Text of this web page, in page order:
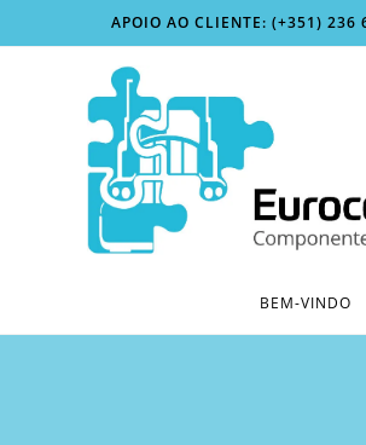
to
APOIO AO CLIENTE: (+351) 236
BEM-VINDO